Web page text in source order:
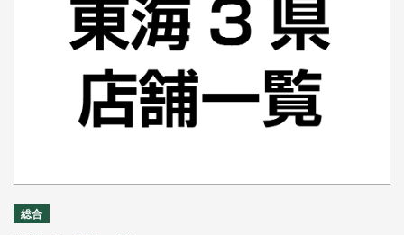
総合